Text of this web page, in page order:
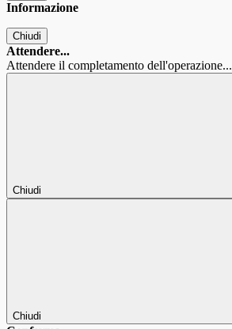
Informazione
Chiudi
Attendere...
Attendere il completamento dell'operazione...
Chiudi
Chiudi